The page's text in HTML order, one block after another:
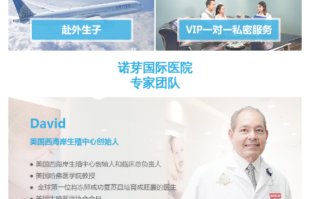
诺芽国际医院
专家团队